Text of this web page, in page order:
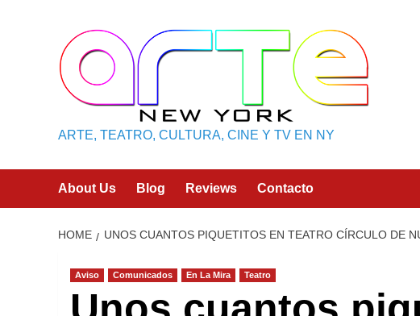
ARTE, TEATRO, CULTURA, CINE Y TV EN NY
About Us Blog Reviews Contacto
HOME UNOS CUANTOS PIQUETITOS EN TEATRO CÍRCULO DE
Aviso Comunicados En La Mira Teatro